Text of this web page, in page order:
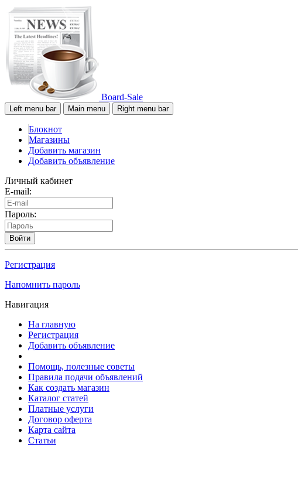
Board-Sale
Left menu bar Main menu Right menu bar
Блокнот
Магазины
Добавить магазин
Добавить объявление
Личный кабинет
E-mail:
Пароль:
Войти
Регистрация
Напомнить пароль
Навигация
На главную
Регистрация
Добавить объявление
Помощь, полезные советы
Правила подачи объявлений
Как создать магазин
Каталог статей
Платные услуги
Договор оферта
Карта сайта
Статьи